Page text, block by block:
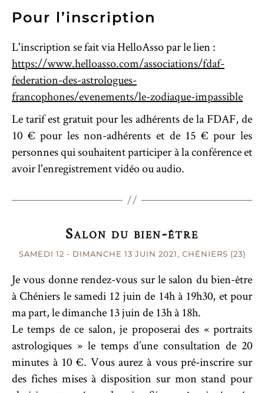
Pour l’inscription
L'inscription se fait via HelloAsso par le lien :
https://www.helloasso.com/associations/fdaf-
federation-des-astrologues-
francophones/evenements/le-zodiaque-impassible
Le tarif est gratuit pour les adhérents de la FDAF, de
10 € pour les non-adhérents et de 15 € pour les
personnes qui souhaitent participer à la conférence et
avoir l'enregistrement vidéo ou audio.
Salon du bien-être
SAMEDI 12 - DIMANCHE 13 JUIN 2021 , CHÉNIERS (23)
Je vous donne rendez-vous sur le salon du bien-être
à Chéniers le samedi 12 juin de 14h à 19h30, et pour
ma part, le dimanche 13 juin de 13h à 18h.
Le temps de ce salon, je proposerai des « portraits
astrologiques » le temps d’une consultation de 20
minutes à 10 €. Vous aurez à vous pré-inscrire sur
des fiches mises à disposition sur mon stand pour